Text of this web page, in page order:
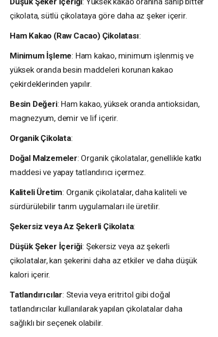
çikolata, sütlü çikolataya göre daha az şeker içerir.
Ham Kakao (Raw Cacao) Çikolatası:
Minimum İşleme: Ham kakao, minimum işlenmiş ve
yüksek oranda besin maddeleri korunan kakao
çekirdeklerinden yapılır.
Besin Değeri: Ham kakao, yüksek oranda antioksidan,
magnezyum, demir ve lif içerir.
Organik Çikolata:
Doğal Malzemeler: Organik çikolatalar, genellikle katkı
maddesi ve yapay tatlandırıcı içermez.
Kaliteli Üretim: Organik çikolatalar, daha kaliteli ve
sürdürülebilir tarım uygulamaları ile üretilir.
Şekersiz veya Az Şekerli Çikolata:
Düşük Şeker İçeriği: Şekersiz veya az şekerli
çikolatalar, kan şekerini daha az etkiler ve daha düşük
kalori içerir.
Tatlandırıcılar: Stevia veya eritritol gibi doğal
tatlandırıcılar kullanılarak yapılan çikolatalar daha
sağlıklı bir seçenek olabilir.